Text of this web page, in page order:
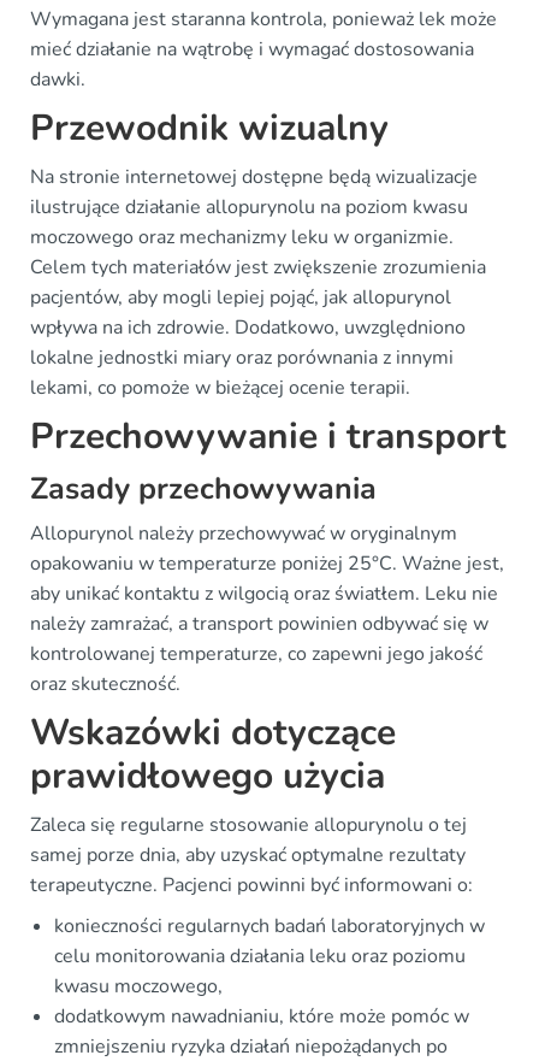
Wymagana jest staranna kontrola, ponieważ lek może
mieć działanie na wątrobę i wymagać dostosowania
dawki.
Przewodnik wizualny
Na stronie internetowej dostępne będą wizualizacje
ilustrujące działanie allopurynolu na poziom kwasu
moczowego oraz mechanizmy leku w organizmie.
Celem tych materiałów jest zwiększenie zrozumienia
pacjentów, aby mogli lepiej pojąć, jak allopurynol
wpływa na ich zdrowie. Dodatkowo, uwzględniono
lokalne jednostki miary oraz porównania z innymi
lekami, co pomoże w bieżącej ocenie terapii.
Przechowywanie i transport
Zasady przechowywania
Allopurynol należy przechowywać w oryginalnym
opakowaniu w temperaturze poniżej 25°C. Ważne jest,
aby unikać kontaktu z wilgocią oraz światłem. Leku nie
należy zamrażać, a transport powinien odbywać się w
kontrolowanej temperaturze, co zapewni jego jakość
oraz skuteczność.
Wskazówki dotyczące
prawidłowego użycia
Zaleca się regularne stosowanie allopurynolu o tej
samej porze dnia, aby uzyskać optymalne rezultaty
terapeutyczne. Pacjenci powinni być informowani o:
konieczności regularnych badań laboratoryjnych w
celu monitorowania działania leku oraz poziomu
kwasu moczowego,
dodatkowym nawadnianiu, które może pomóc w
zmniejszeniu ryzyka działań niepożądanych po